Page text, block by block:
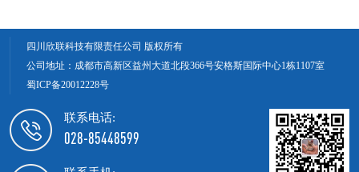
四川欣联科技有限责任公司 版权所有
公司地址：成都市高新区益州大道北段366号安格斯国际中心1栋1107室
蜀ICP备20012228号
联系电话:
028-85448599